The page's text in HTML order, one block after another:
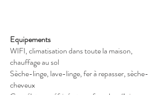
Equipements
WIFI, climatisation dans toute la maison,
chauffage au sol
Sèche-linge, lave-linge, fer à repasser, sèche-
cheveux